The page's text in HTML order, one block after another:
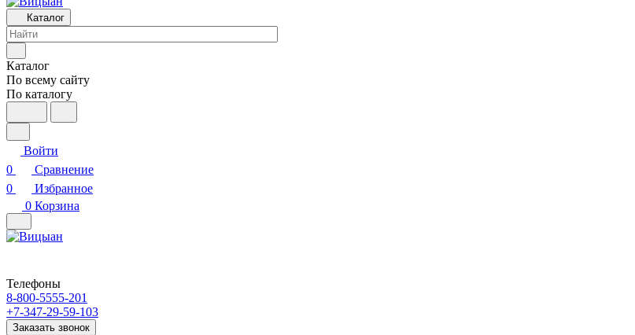
Каталог
Каталог
По всему сайту
По каталогу
Войти
0
Сравнение
0
Избранное
0 Корзина
Телефоны
8-800-5555-201
+7-347-29-59-103
Заказать звонок